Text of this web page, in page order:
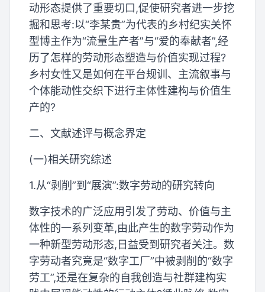
动形态提供了重要切口,促使研究者进一步挖
掘和思考:以“李某贵”为代表的乡村纪实关怀
型博主作为“流量生产者”与“爱的奉献者”,经
历了怎样的劳动形态塑造与价值实现过程?
乡村女性又是如何在平台规训、主流叙事与
个体能动性交织下进行主体性建构与价值生
产的?
二、文献述评与概念界定
(一)相关研究综述
1.从“剥削”到“展演”:数字劳动的研究转向
数字技术的广泛应用引发了劳动、价值与主
体性的一系列变革,由此产生的数字劳动作为
一种新型劳动形态,日益受到研究者关注。数
字劳动者究竟是“数字工厂”中被剥削的“数字
劳工”,还是在复杂的自我创造与社群建构实